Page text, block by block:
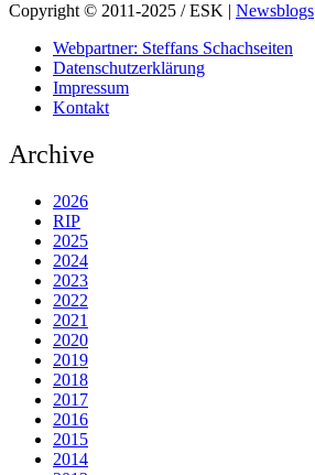
Copyright © 2011-2025 / ESK | Newsblogs
Webpartner: Steffans Schachseiten
Datenschutzerklärung
Impressum
Kontakt
Archive
2026
RIP
2025
2024
2023
2022
2021
2020
2019
2018
2017
2016
2015
2014